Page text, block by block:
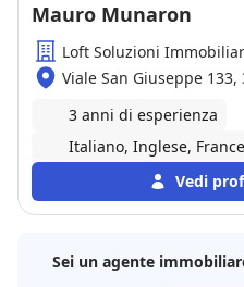
Mauro Munaron
Loft Soluzioni
Viale San Giuseppe
3 anni di esperienza
Italiano, Inglese,
Vedi
Sei un agente